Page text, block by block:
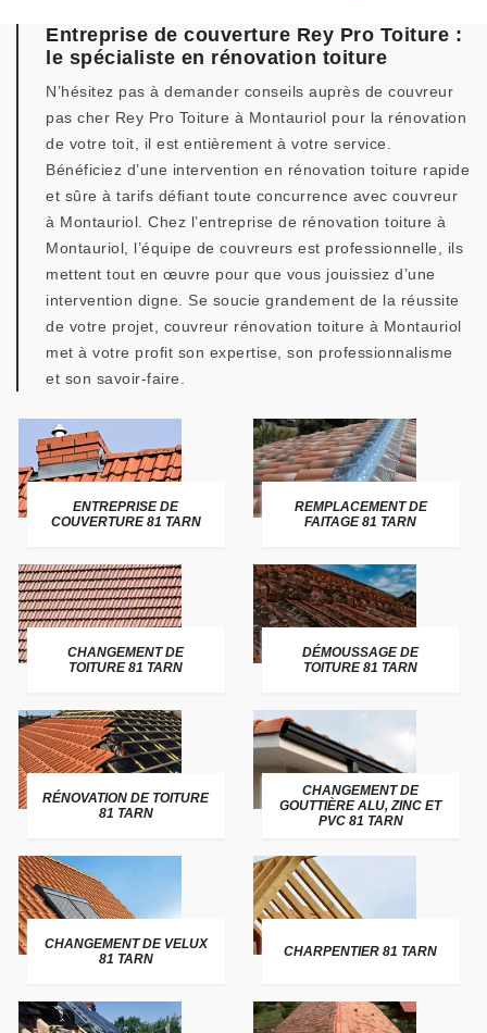
Entreprise de couverture Rey Pro Toiture :
le spécialiste en rénovation toiture
N’hésitez pas à demander conseils auprès de couvreur
pas cher Rey Pro Toiture à Montauriol pour la rénovation
de votre toit, il est entièrement à votre service.
Bénéficiez d’une intervention en rénovation toiture rapide
et sûre à tarifs défiant toute concurrence avec couvreur
à Montauriol. Chez l’entreprise de rénovation toiture à
Montauriol, l’équipe de couvreurs est professionnelle, ils
mettent tout en œuvre pour que vous jouissiez d’une
intervention digne. Se soucie grandement de la réussite
de votre projet, couvreur rénovation toiture à Montauriol
met à votre profit son expertise, son professionnalisme
et son savoir-faire.
ENTREPRISE DE
COUVERTURE 81 TARN
REMPLACEMENT DE
FAITAGE 81 TARN
CHANGEMENT DE
TOITURE 81 TARN
DÉMOUSSAGE DE
TOITURE 81 TARN
RÉNOVATION DE TOITURE
81 TARN
CHANGEMENT DE
GOUTTIÈRE ALU, ZINC ET
PVC 81 TARN
CHANGEMENT DE VELUX
81 TARN
CHARPENTIER 81 TARN